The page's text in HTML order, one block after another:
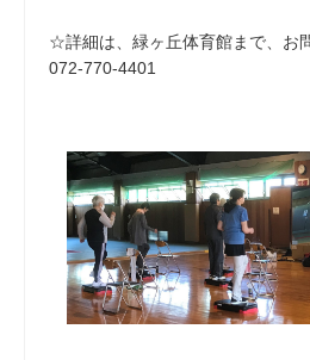
☆詳細は、緑ヶ丘体育館まで、お
072-770-4401